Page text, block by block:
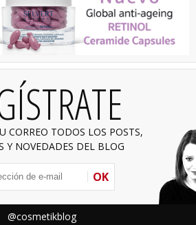
CORREO TODOS LOS POSTS,
Y NOVEDADES DEL BLOG
OK
@cosmetikblog